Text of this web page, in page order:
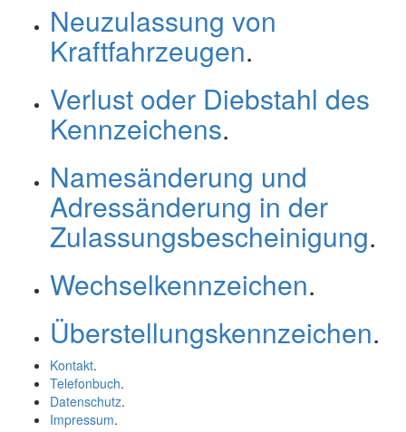
Neuzulassung von
Kraftfahrzeugen.
Verlust oder Diebstahl des
Kennzeichens.
Namesänderung und
Adressänderung in der
Zulassungsbescheinigung.
Wechselkennzeichen.
Überstellungskennzeichen.
Kontakt.
Telefonbuch.
Datenschutz.
Impressum.